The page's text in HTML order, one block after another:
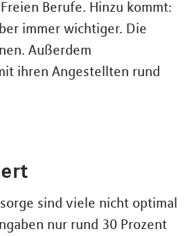
Berufe. Hinzu kommt:
immer wichtiger. Die
Außerdem
ihren Angestellten rund
sind viele nicht optimal
nur rund 30 Prozent